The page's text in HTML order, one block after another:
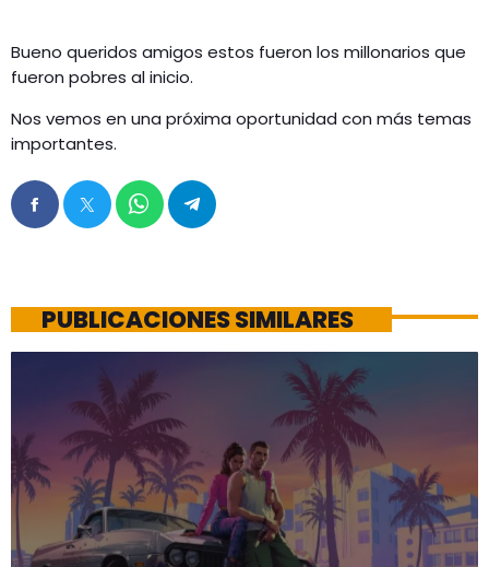
Bueno queridos amigos estos fueron los millonarios que
fueron pobres al inicio.
Nos vemos en una próxima oportunidad con más temas
importantes.
PUBLICACIONES SIMILARES